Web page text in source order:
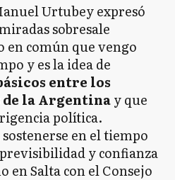
Urtubey expresó
sobresale
en común que vengo
y es la idea de
entre los
la Argentinay que
política.
en el tiempo
y confianza
en Salta con el Consejo